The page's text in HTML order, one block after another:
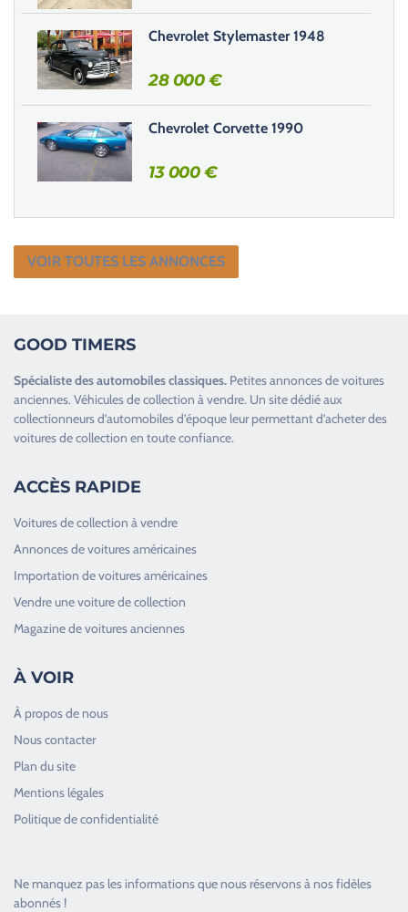
d
e
.
Chevrolet Stylemaster 1948
28 000€
Chevrolet Corvette 1990
13 000€
VOIR TOUTES LES ANNONCES
GOOD TIMERS
Spécialiste desautomobiles classiques. Petites annonces devoitures
anciennes.Véhicules de collection à vendre. Un site dédié aux
collectionneurs d’automobiles d’époque leur permettant d’acheter des
voitures de collection en toute confiance.
ACCÈS RAPIDE
Voitures de collection à vendre
Annonces de voitures américaines
Importation de voitures américaines
Vendre une voiture de collection
Magazine de voitures anciennes
À VOIR
À propos de nous
Nous contacter
Plan du site
Mentions légales
Politique de confidentialité
Ne manquez pas les informations que nous réservons à nos fidèles
abonnés !
Toujours heureux d'aider les passionnés